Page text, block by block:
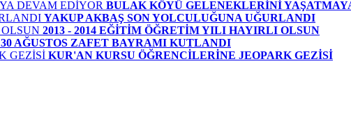
BULAK KÖYÜ GELENEKLERİNİ
YAKUP AKBAŞ SON YOLCULUĞUNA UĞURLANDI
2013 - 2014 EĞİTİM ÖĞRETİM YILI HAYIRLI OLSUN
30 AĞUSTOS ZAFET BAYRAMI KUTLANDI
KUR'AN KURSU ÖĞRENCİLERİNE JEOPARK GEZİSİ